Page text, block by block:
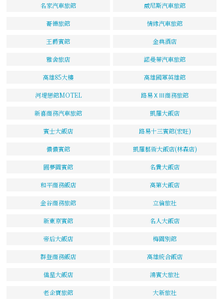
名家汽車旅館 威尼斯汽車旅館
哥德旅館 情緣汽車旅館
王爵賓館 金典酒店
雅舍旅店 諾曼蒂汽車旅館
高雄85大樓 高雄國軍英雄館
河堤戀館MOTEL 路易ⅩⅢ商務旅館
新喜商務汽車旅館 凱羅大飯店
賓士大飯店 路易十三賓館(宏旺)
儂儂賓館 凱羅藝術大飯店(林森店)
圓夢園賓館 名貴大飯店
和平商務飯店 高第大飯店
金谷商務旅館 立倫旅社
新東京賓館 名人大飯店
帝后大飯店 梅園別館
群登商務飯店 高雄統合飯店
僑星大飯店 鴻賓大旅社
老企寶旅館 大新旅社